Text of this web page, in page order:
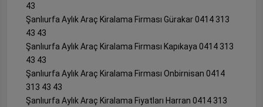
43
Şanlıurfa Aylık Araç Kiralama Firması Gürakar 0414 313
43 43
Şanlıurfa Aylık Araç Kiralama Firması Kapıkaya 0414 313
43 43
Şanlıurfa Aylık Araç Kiralama Firması Onbirnisan 0414
313 43 43
Şanlıurfa Aylık Araç Kiralama Fiyatları Harran 0414 313